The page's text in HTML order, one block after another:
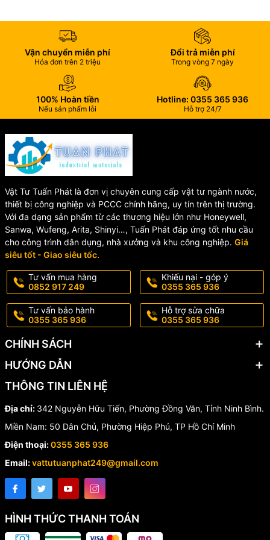
Van được sản xuất theo tiêu chuẩn
, gồm các bộ phận
chính:
🔹 Đĩa van bằng đồng giúp đóng mở dòng chảy hiệu quả.
🔹 Ty van bằng đồng chống gỉ sét.
🔹 Gioăng PTFE chịu nhiệt và chống mài mòn.
🔹 Tay quay sơn phủ chống oxy hóa.
🏭 Ứng Dụng Của Van Cổng
PN20 KVS
✔️ Hệ thống cấp thoát nước dân dụng.
✔️ Hệ thống nước sạch trong tòa nhà, chung cư.
✔️ Hệ thống máy bơm tăng áp.
✔️ Hệ thống khí nén áp suất thấp.
✔️ Hệ thống PCCC.
✔️ Nhà máy sản xuất và khu công nghiệp.
📊 Thông Số Kỹ Thuật
Thông số
Giá trị
Model
KVS 403
hiệu
KVS Turkey
Kết nối
Ren trong
Áp suất
Max 20 Bar
Nhiệt độ
làm việc
Max 100°C
Vận chuyển miễn phí
Hóa đơn trên 2 triệu
Đổi trả miễn phí
Trong vòng 7 ngày
100% Hoàn tiền
Nếu sản phẩm lỗi
Hotline: 0355 365 936
Hỗ trợ 24/7
Vật Tư Tuấn Phát là đơn vị chuyên cung cấp vật tư ngành nước,
thiết bị công nghiệp và PCCC chính hãng, uy tín trên thị trường.
Với đa dạng sản phẩm từ các thương hiệu lớn như Honeywell,
Sanwa, Wufeng, Arita, Shinyi…, Tuấn Phát đáp ứng tốt nhu cầu
cho công trình dân dụng, nhà xưởng và khu công nghiệp. Giá
siêu tốt - Giao siêu tốc.
Tư vấn mua hàng
0852 917 249
Khiếu nại - góp ý
0355 365 936
Tư vấn bảo hành
0355 365 936
Hỗ trợ sửa chữa
0355 365 936
CHÍNH SÁCH
HƯỚNG DẪN
THÔNG TIN LIÊN HỆ
Địa chỉ: 342 Nguyễn Hữu Tiến, Phường Đồng Văn, Tỉnh Ninh Bình.
Miền Nam: 50 Dân Chủ, Phường Hiệp Phú, TP Hồ Chí Minh
Điện thoại:0355 365 936
Email:vattutuanphat249@gmail.com
HÌNH THỨC THANH TOÁN